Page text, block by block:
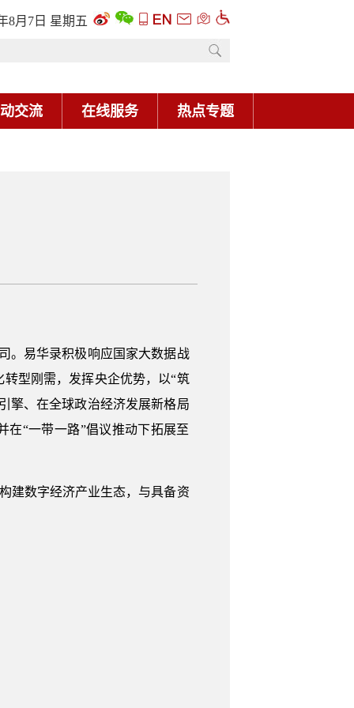
8月7日 星期五
交流 在线服务 热点专题
。易华录积极响应国家大数据战
型刚需，发挥央企优势，以“筑
擎、在全球政治经济发展新格局
在“一带一路”倡议推动下拓展至
建数字经济产业生态，与具备资